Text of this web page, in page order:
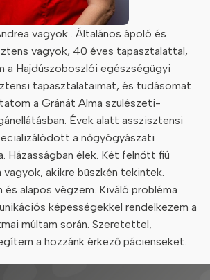
vagyok . Általános ápoló és
vagyok, 40 éves tapasztalattal,
a Hajdúszoboszlói egészségügyi
tapasztalataimat, és tudásomat
a Gránát Alma szülészeti-
Évek alatt asszisztensi
a nőgyógyászati
Házasságban élek. Két felnőtt fiú
vagyok, akikre büszkén tekintek.
és alapos végzem. Kiváló probléma
képességekkel rendelkezem a
múltam során. Szeretettel,
a hozzánk érkező pácienseket.